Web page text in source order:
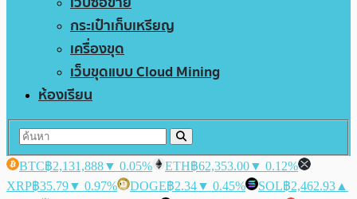
กระเป๋าเก็บเหรียญ
เครื่องขุด
เว็บขุดแบบ Cloud Mining
ห้องเรียน
BTC฿2,131,888▼ 0.05% ETH฿62,353.00▼ 0.12%
XRP฿35.79▼ 0.97% DOGE฿2.34▼ 0.45% SOL฿2,462.93 ▲